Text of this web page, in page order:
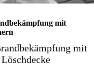
mit
mit